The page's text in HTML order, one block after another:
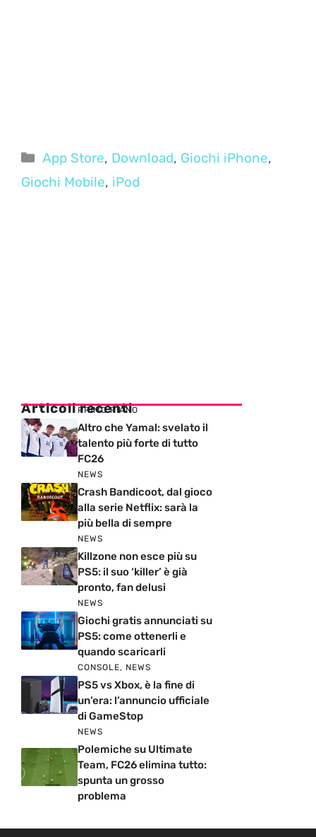
Categorie
App Store, Download, Giochi iPhone,
Giochi Mobile, iPod
Articoli recenti
PRIMO PIANO
Altro che Yamal: svelato il
talento più forte di tutto
FC26
NEWS
Crash Bandicoot, dal gioco
alla serie Netflix: sarà la
più bella di sempre
NEWS
Killzone non esce più su
PS5: il suo ‘killer’ è già
pronto, fan delusi
NEWS
Giochi gratis annunciati su
PS5: come ottenerli e
quando scaricarli
CONSOLE, NEWS
PS5 vs Xbox, è la fine di
un’era: l’annuncio ufficiale
di GameStop
NEWS
Polemiche su Ultimate
Team, FC26 elimina tutto:
spunta un grosso
problema